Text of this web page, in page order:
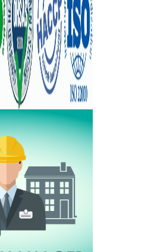
επιπτώσεων -
προκειμένου να
να λειτουργούν
άδεια σε ισχύ. Η άδεια
έγκριση της σχετικής μελέτης